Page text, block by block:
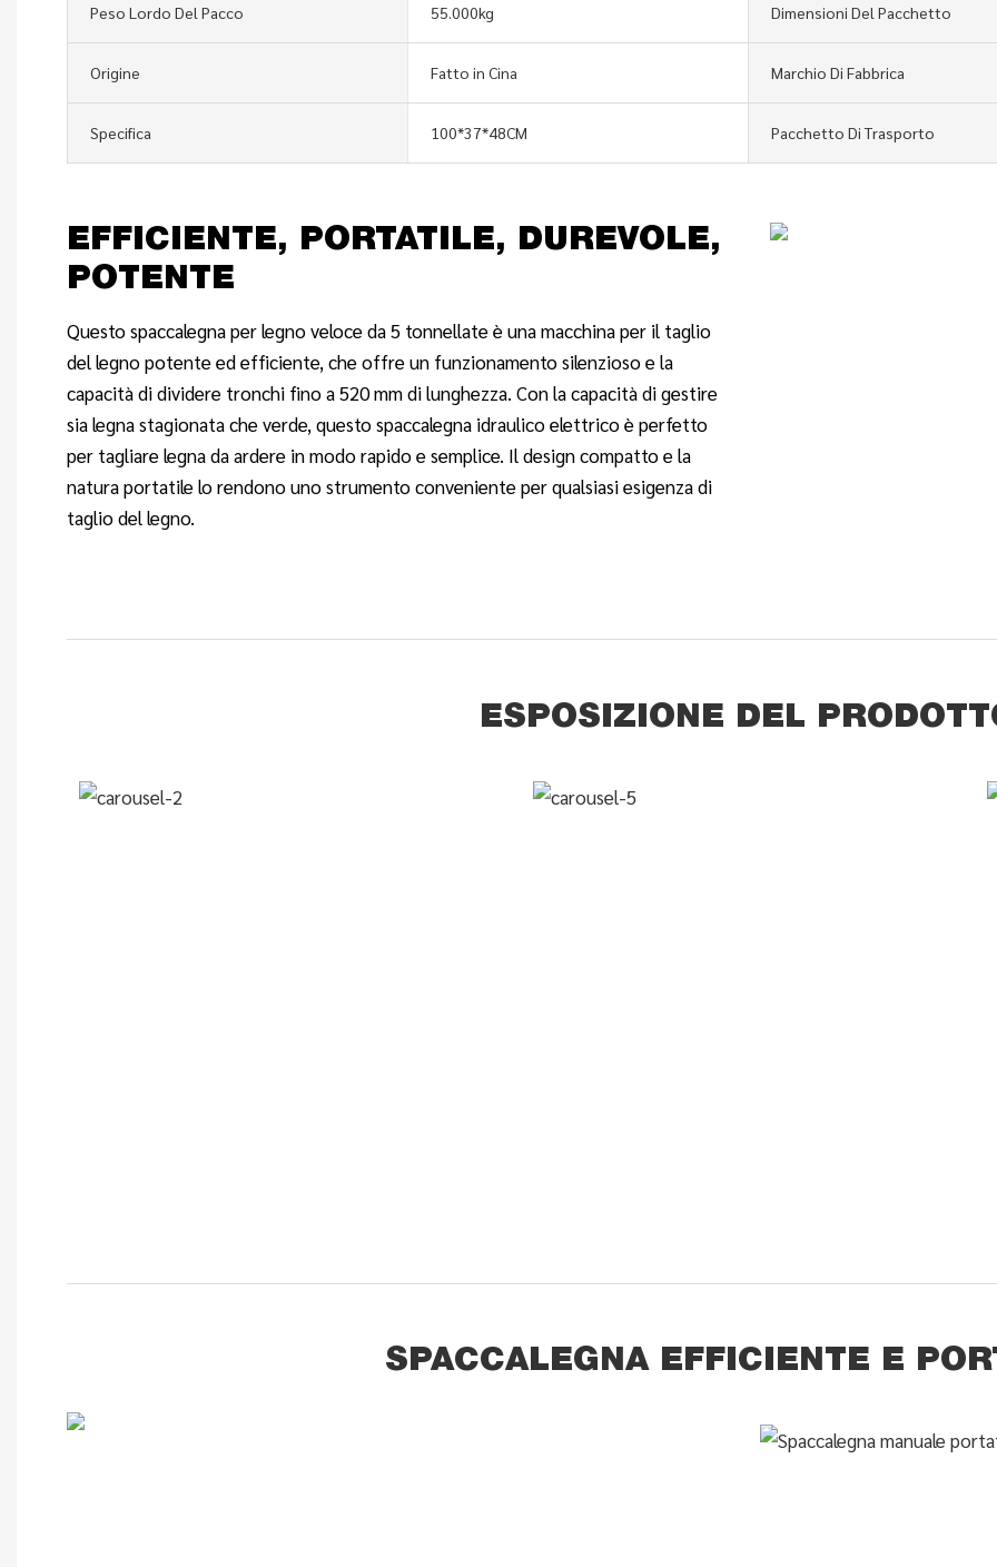
Peso Lordo Del Pacco 55.000kg Dimensioni Del Pacchetto
Origine Fatto in Cina Marchio Di Fabbrica
Specifica 100*37*48CM Pacchetto Di Trasporto
EFFICIENTE, PORTATILE, DUREVOLE,
POTENTE
Questo spaccalegna per legno veloce da 5 tonnellate è una macchina per il taglio
del legno potente ed efficiente, che offre un funzionamento silenzioso e la
capacità di dividere tronchi fino a 520 mm di lunghezza. Con la capacità di gestire
sia legna stagionata che verde, questo spaccalegna idraulico elettrico è perfetto
per tagliare legna da ardere in modo rapido e semplice. Il design compatto e la
natura portatile lo rendono uno strumento conveniente per qualsiasi esigenza di
taglio del legno.
ESPOSIZIONE DEL
SPACCALEGNA EFFICIENTE E